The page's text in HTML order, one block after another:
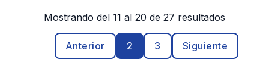
Mostrando del 11 al 20 de 27 resultados
Anterior 2 3 Siguiente